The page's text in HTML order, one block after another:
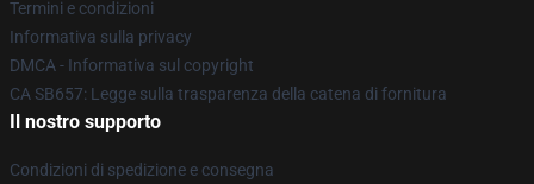
Termini e condizioni
Informativa sulla privacy
DMCA - Informativa sul copyright
CA SB657: Legge sulla trasparenza della catena di fornitura
Il nostro supporto
Condizioni di spedizione e consegna